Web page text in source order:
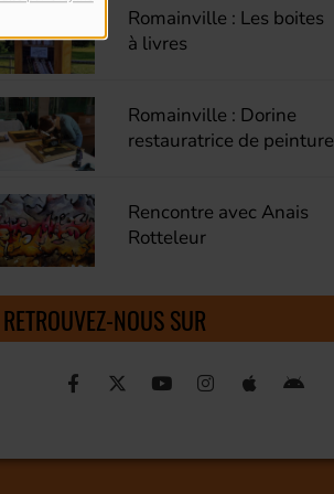
Romainville : Les boites
à livres
Romainville : Dorine
restauratrice de peinture
Rencontre avec Anais
Rotteleur
RETROUVEZ-NOUS SUR